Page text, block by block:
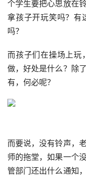
个学生要把心思放在
拿孩子开玩笑吗？有
吗？
而孩子们在操场上玩
做，好处是什么？除
有，何必呢？
而要说，没有铃声，
师的拖堂，如果一个
管部门还出什么通知